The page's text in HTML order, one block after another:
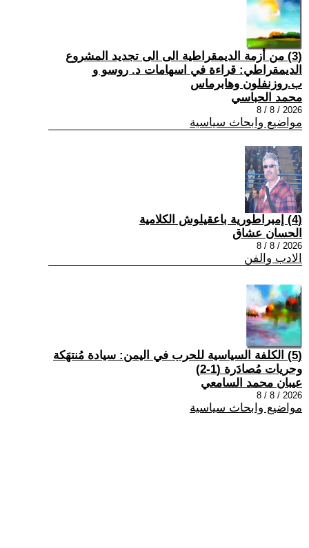
(3) من أزمة الديمقراطية الى الى تجديد المشروع
الديمقراطي: قراءة في اسهامات د. روسو و
ب.روزنفلون وهابرماس
محمد الحباسي
2026 / 8 / 8
مواضيع وابحاث سياسية
(4) إمبراطورية باعقيلوش الكلامية
الحسان عشاق
2026 / 8 / 8
الادب والفن
(5) الكلفة السياسية للحرب في اليمن: سيادة مُنتهَكة
وحريات مُصادَرة (1-2)
عيبان محمد السامعي
2026 / 8 / 8
مواضيع وابحاث سياسية